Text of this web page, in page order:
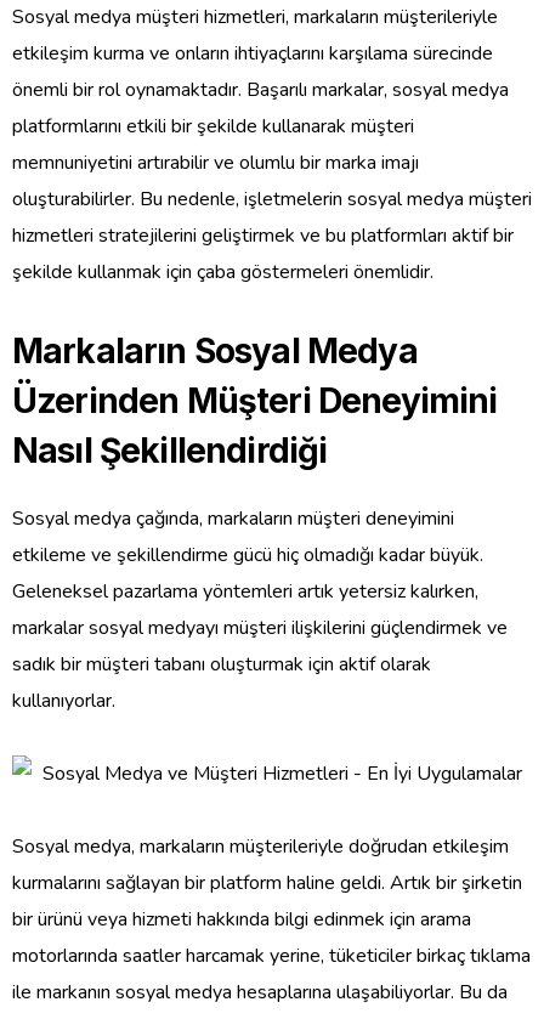
Sosyal medya müşteri hizmetleri, markaların müşterileriyle
etkileşim kurma ve onların ihtiyaçlarını karşılama sürecinde
önemli bir rol oynamaktadır. Başarılı markalar, sosyal medya
platformlarını etkili bir şekilde kullanarak müşteri
memnuniyetini artırabilir ve olumlu bir marka imajı
oluşturabilirler. Bu nedenle, işletmelerin sosyal medya müşteri
hizmetleri stratejilerini geliştirmek ve bu platformları aktif bir
şekilde kullanmak için çaba göstermeleri önemlidir.
Markaların Sosyal Medya
Üzerinden Müşteri Deneyimini
Nasıl Şekillendirdiği
Sosyal medya çağında, markaların müşteri deneyimini
etkileme ve şekillendirme gücü hiç olmadığı kadar büyük.
Geleneksel pazarlama yöntemleri artık yetersiz kalırken,
markalar sosyal medyayı müşteri ilişkilerini güçlendirmek ve
sadık bir müşteri tabanı oluşturmak için aktif olarak
kullanıyorlar.
Sosyal medya, markaların müşterileriyle doğrudan etkileşim
kurmalarını sağlayan bir platform haline geldi. Artık bir şirketin
bir ürünü veya hizmeti hakkında bilgi edinmek için arama
motorlarında saatler harcamak yerine, tüketiciler birkaç tıklama
ile markanın sosyal medya hesaplarına ulaşabiliyorlar. Bu da